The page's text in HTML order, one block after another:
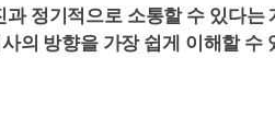
정기적으로 소통할 수 있다는
의 방향을 가장 쉽게 이해할 수